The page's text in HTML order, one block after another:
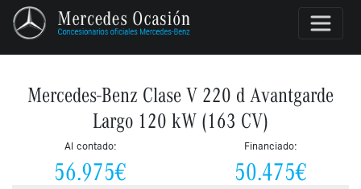
Mercedes-Benz Clase V 220 d Avantgarde
Largo 120 kW (163 CV)
Al contado:
56.975€
Financiado:
50.475€